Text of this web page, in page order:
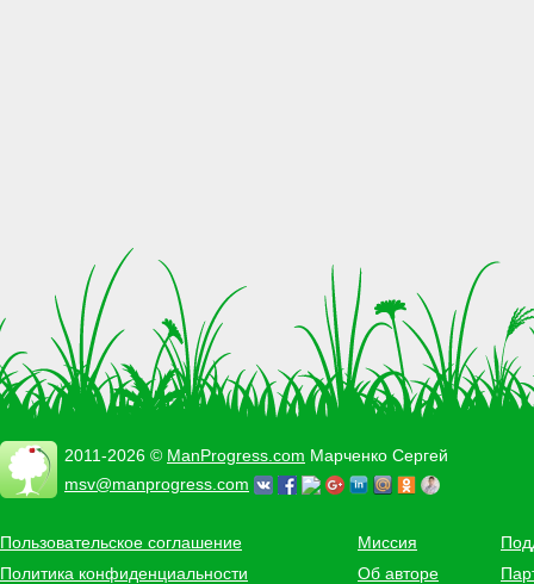
2011-2026 © ManProgress.com Марченко Сергей
msv@manprogress.com
Пользовательское соглашение
Политика конфиденциальности
Миссия
Об авторе